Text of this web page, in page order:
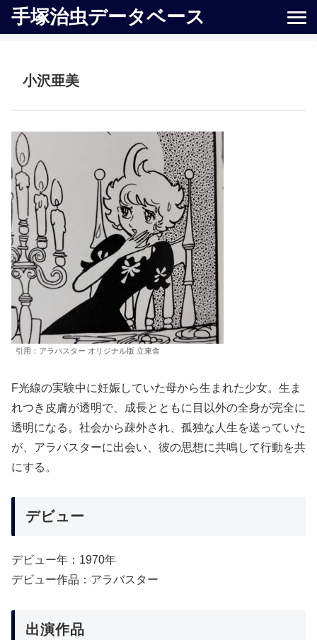
手塚治虫データベース
小沢亜美
引用：アラバスター オリジナル版 立東舎
F光線の実験中に妊娠していた母から生まれた少女。生ま
れつき皮膚が透明で、成長とともに目以外の全身が完全に
透明になる。社会から疎外され、孤独な人生を送っていた
が、アラバスターに出会い、彼の思想に共鳴して行動を共
にする。
デビュー
デビュー年：1970年
デビュー作品：アラバスター
出演作品